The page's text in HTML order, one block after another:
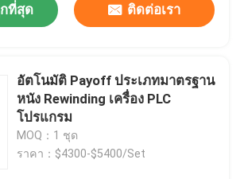
ที่สุด ติดต่อเรา
อัตโนมัติ Payoff ประเภทมาตรฐาน
หนัง Rewinding เครื่อง PLC
โปรแกรม
MOQ：1 ชุด
ราคา：$4300-$5400/Set